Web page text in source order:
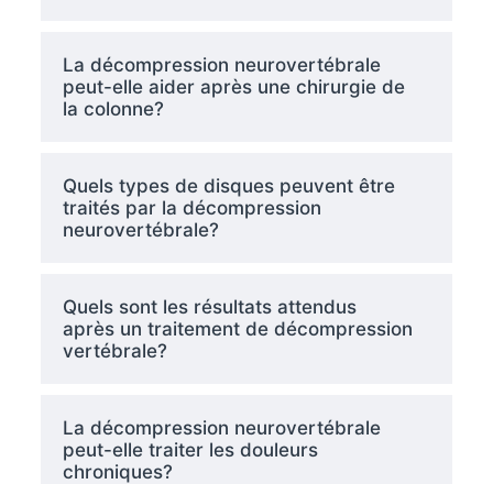
La décompression neurovertébrale
peut-elle aider après une chirurgie de
la colonne?
Quels types de disques peuvent être
traités par la décompression
neurovertébrale?
Quels sont les résultats attendus
après un traitement de décompression
vertébrale?
La décompression neurovertébrale
peut-elle traiter les douleurs
chroniques?